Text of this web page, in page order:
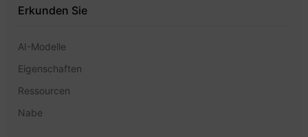
Erkunden Sie
AI-Modelle
Eigenschaften
Ressourcen
Nabe